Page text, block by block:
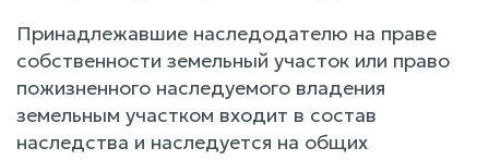
Принадлежавшие наследодателю на праве
собственности земельный участок или право
пожизненного наследуемого владения
земельным участком входит в состав
наследства и наследуется на общих